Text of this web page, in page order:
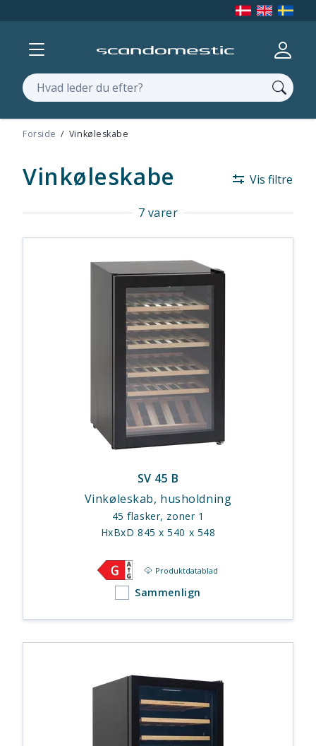
Vis menu
Søg
Forside Vinkøleskabe
Vinkøleskabe Vis filtre
7 varer
SV 45 B
Vinkøleskab, husholdning
45 flasker, zoner 1
HxBxD 845 x 540 x 548
Produktdatablad
Sammenlign